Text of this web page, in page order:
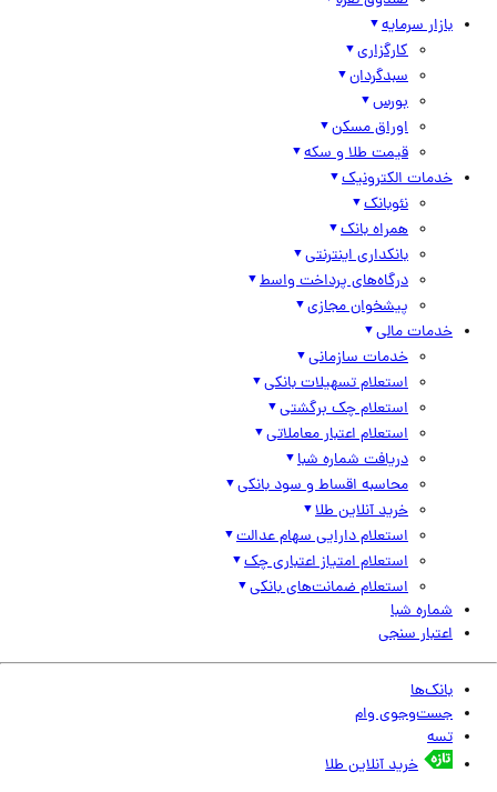
بازار سرمایه
کارگزاری
سبدگردان
بورس
اوراق مسکن
قیمت طلا و سکه
خدمات الکترونیک
نئوبانک
همراه بانک
بانکداری اینترنتی
درگاه‌های پرداخت واسط
پیشخوان مجازی
خدمات مالی
خدمات سازمانی
استعلام تسهیلات بانکی
استعلام چک برگشتی
استعلام اعتبار معاملاتی
دریافت شماره شبا
محاسبه اقساط و سود بانکی
خرید آنلاین طلا
استعلام دارایی سهام عدالت
استعلام امتیاز اعتباری چک
استعلام ضمانت‌های بانکی
شماره شبا
اعتبار سنجی
بانک‌ها
جست‌وجوی وام
تسه
خرید آنلاین طلا